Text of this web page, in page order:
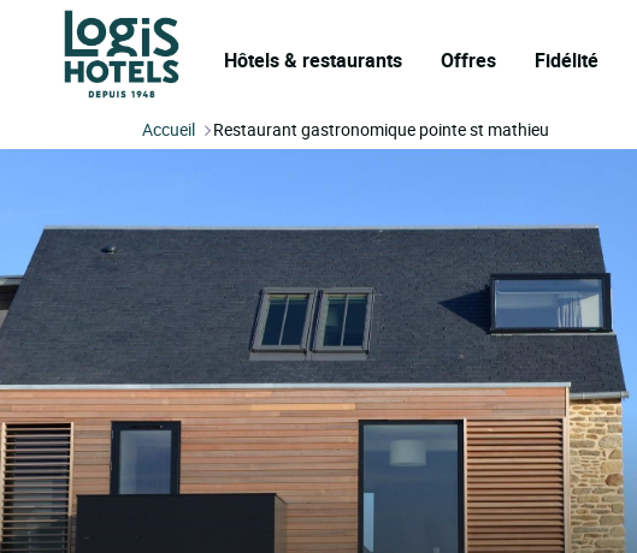
Hôtels & restaurants Offres Fidélité
Accueil Restaurant gastronomique pointe st mathieu